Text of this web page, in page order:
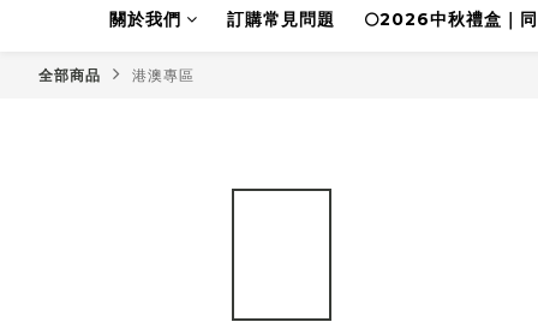
關於我們 訂購常見問題 🌕2026中秋禮盒｜
全部商品 港澳專區